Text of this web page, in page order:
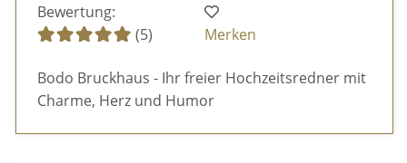
Bewertung:
(5)
Merken
Bodo Bruckhaus - Ihr freier Hochzeitsredner mit
Charme, Herz und Humor